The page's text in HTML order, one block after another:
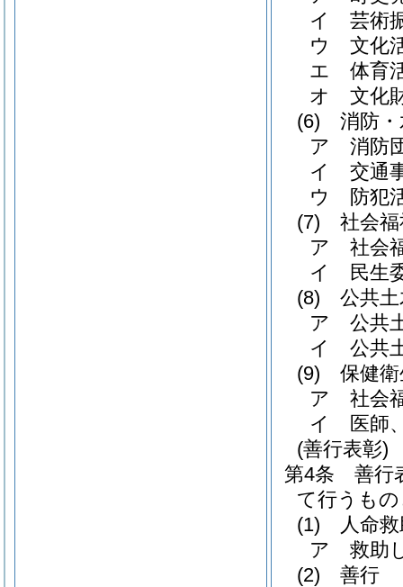
イ
芸術
ウ
文化
エ
体育
オ
文化
(6)
消防
ア
消防
イ
交通
ウ
防犯
(7)
社会
ア
社会
イ
民生
(8)
公共
ア
公共
イ
公共
(9)
保健
ア
社会
イ
医師
(善行表彰)
第4条
善行
て行うも
(1)
人命
ア
救助
(2)
善行